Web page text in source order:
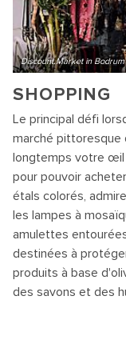
Discount.Market in Bodrum
SHOPPING
Le principal défi
marché pittoresque
longtemps votre œil
pour pouvoir
étals colorés,
les lampes à
amulettes
destinées à
produits à base
des savons et des